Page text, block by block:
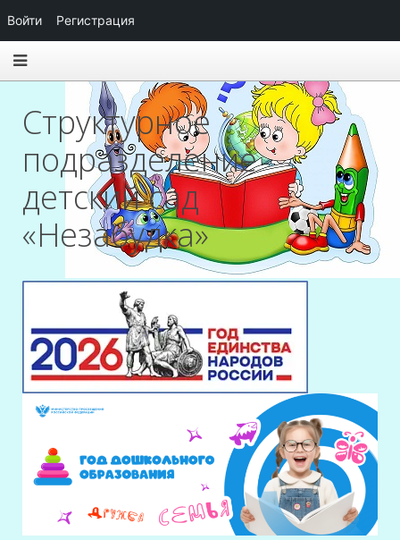
Структурное
подразделение
детский сад
«Незабудка»
Войти Регистрация